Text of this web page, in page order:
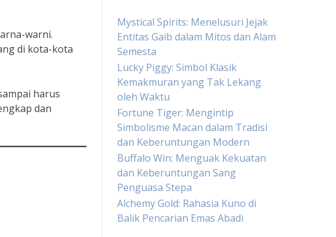
warni.
di kota-kota
harus
dan
Mystical Spirits: Menelusuri Jejak
Entitas Gaib dalam Mitos dan Alam
Semesta
Lucky Piggy: Simbol Klasik
Kemakmuran yang Tak Lekang
oleh Waktu
Fortune Tiger: Mengintip
Simbolisme Macan dalam Tradisi
dan Keberuntungan Modern
Buffalo Win: Menguak Kekuatan
dan Keberuntungan Sang
Penguasa Stepa
Alchemy Gold: Rahasia Kuno di
Balik Pencarian Emas Abadi